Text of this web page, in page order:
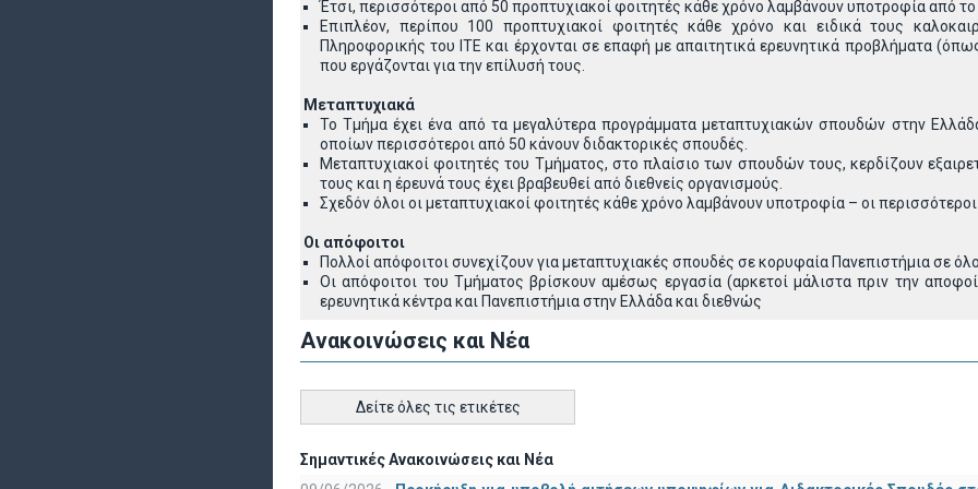
Έτσι, περισσότεροι από 50 προπτυχιακοί φοιτητές κάθε χρόνο λαμβάνουν υποτροφία από
Επιπλέον, περίπου 100 προπτυχιακοί φοιτητές κάθε χρόνο και ειδικά τους
Πληροφορικής του ΙΤΕ και έρχονται σε επαφή με απαιτητικά ερευνητικά προβλήματα
που εργάζονται για την επίλυσή τους.
Μεταπτυχιακά
Το Τμήμα έχει ένα από τα μεγαλύτερα προγράμματα μεταπτυχιακών σπουδών στην
οποίων περισσότεροι από 50 κάνουν διδακτορικές σπουδές.
Μεταπτυχιακοί φοιτητές του Τμήματος, στο πλαίσιο των σπουδών τους, κερδίζουν
τους και η έρευνά τους έχει βραβευθεί από διεθνείς οργανισμούς.
Σχεδόν όλοι οι μεταπτυχιακοί φοιτητές κάθε χρόνο λαμβάνουν υποτροφία – οι
Οι απόφοιτοι
Πολλοί απόφοιτοι συνεχίζουν για μεταπτυχιακές σπουδές σε κορυφαία Πανεπιστήμια σε
Οι απόφοιτοι του Τμήματος βρίσκουν αμέσως εργασία (αρκετοί μάλιστα πριν την
ερευνητικά κέντρα και Πανεπιστήμια στην Ελλάδα και διεθνώς
Ανακοινώσεις και Νέα
Δείτε όλες τις ετικέτες
Σημαντικές Ανακοινώσεις και Νέα